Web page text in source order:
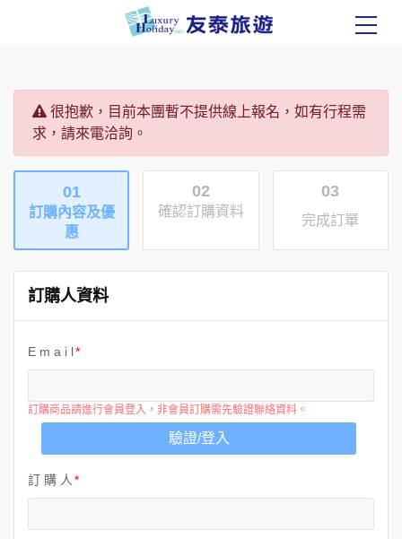
很抱歉，目前本團暫不提供線上報名，如有行程需
求，請來電洽詢。
01
訂購內容及優
惠
02
確認訂購資料
03
完成訂單
訂購人資料
E m a i l
訂購商品請進行會員登入，非會員訂購需先驗證聯絡資料。
驗證/登入
訂 購 人